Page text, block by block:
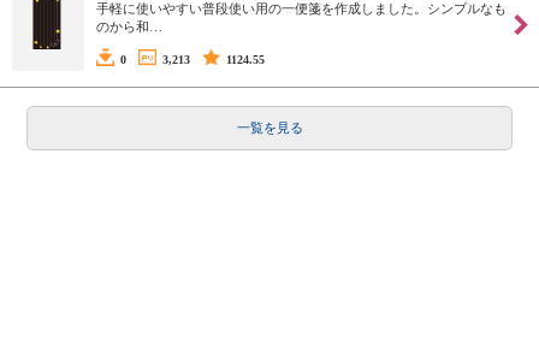
手軽に使いやすい普段使い用の一便箋を作成しました。シンプルなも
のから和…
0 3,213 1124.55
一覧を見る